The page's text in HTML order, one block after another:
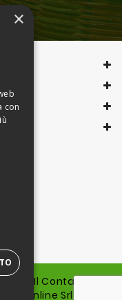
Il Contadino
online Srl - Run
×
con